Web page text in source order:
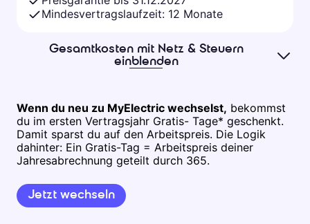
Mindesvertragslaufzeit: 12 Monate
Gesamtkosten mit Netz & Steuern
einblenden
Wenn du neu zu MyElectric wechselst, bekommst
du im ersten Vertragsjahr Gratis- Tage* geschenkt.
Damit sparst du auf den Arbeitspreis. Die Logik
dahinter: Ein Gratis-Tag = Arbeitspreis deiner
Jahresabrechnung geteilt durch 365.
Jetzt wechseln